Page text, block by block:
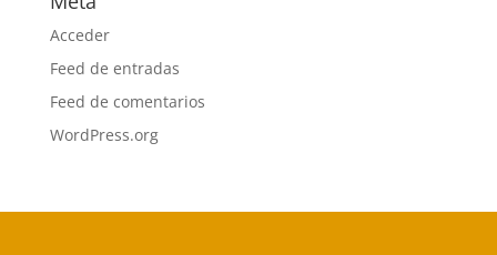
Acceder
Feed de entradas
Feed de comentarios
WordPress.org